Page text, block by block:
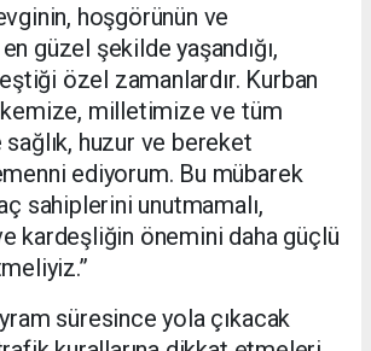
hoşgörünün ve
en güzel şekilde yaşandığı,
özel zamanlardır. Kurban
milletimize ve tüm
huzur ve bereket
ediyorum. Bu mübarek
sahiplerini unutmamalı,
kardeşliğin önemini daha güçlü
süresince yola çıkacak